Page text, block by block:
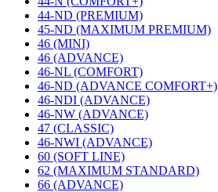
44-ND (PREMIUM)
45-ND (MAXIMUM PREMIUM)
46 (MINI)
46 (ADVANCE)
46-NL (COMFORT)
46-ND (ADVANCE COMFORT+)
46-NDI (ADVANCE)
46-NW (ADVANCE)
47 (CLASSIC)
46-NWI (ADVANCE)
60 (SOFT LINE)
62 (MAXIMUM STANDARD)
66 (ADVANCE)